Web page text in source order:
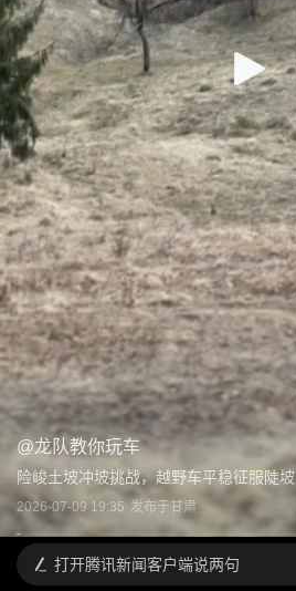
@龙队教你玩车
险峻土坡冲坡挑战，越野车平稳征服陡坡
2026-07-09 19:35 发布于甘肃
打开腾讯新闻客户端说两句